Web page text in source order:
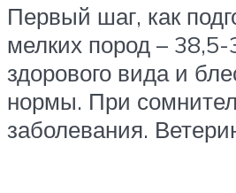
Первый шаг, как
мелких пород –
здорового вида и
нормы. При
заболевания.